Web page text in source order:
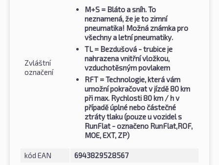
Zvláštní
označení
M+S = Bláto a sníh. To
neznamená, že je to zimní
pneumatika! Možná známka pro
všechny a letní pneumatiky.
TL = Bezdušová - trubice je
nahrazena vnitřní vložkou,
vzduchotěsným povlakem
RFT = Technologie, která vám
umožní pokračovat v jízdě 80 km
při max. Rychlosti 80 km / h v
případě úplné nebo částečné
ztráty tlaku (pouze u vozidel s
RunFlat - označeno RunFlat,ROF,
MOE, EXT, ZP)
kód EAN 6943829528567